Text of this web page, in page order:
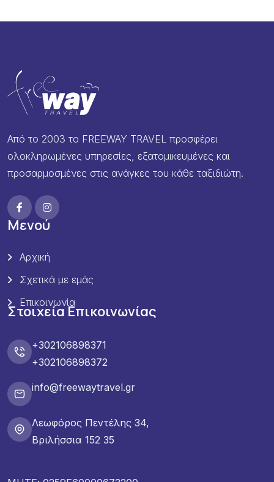
Από το 2003 το FREEWAY TRAVEL προσφέρει
ολοκληρωμένες υπηρεσίες, εξατομικευμένες και
προσαρμοσμένες στις ανάγκες του κάθε ταξιδιώτη.
Μενού
Αρχική
Σχετικά με εμάς
Επικοινωνία
Στοιχεία Επικοινωνίας
+302106898371
+302106898372
info@freewaytravel.gr
Λεωφόρος Πεντέλης 34,
Βριλήσσια 152 35